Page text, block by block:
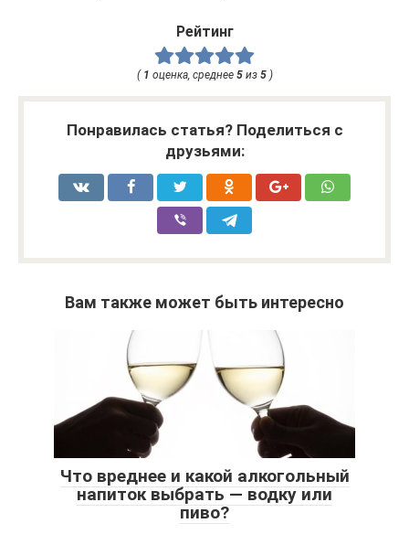
Рейтинг
( 1 оценка, среднее 5из 5)
Понравилась статья? Поделиться с
друзьями:
Вам также может быть интересно
Что вреднее и какой алкогольный
напиток выбрать — водку или
пиво?